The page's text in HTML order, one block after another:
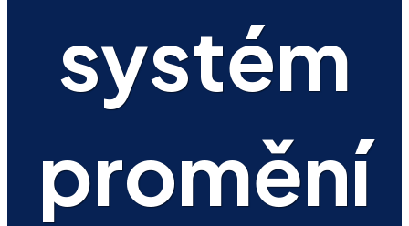
systém
promění